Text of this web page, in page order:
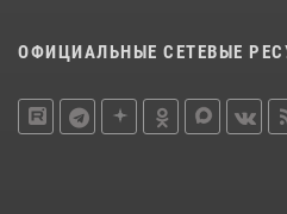
ОФИЦИАЛЬНЫЕ СЕТЕВЫЕ